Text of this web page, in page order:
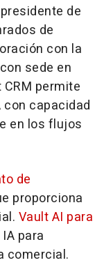
de
de
con la
sede en
permite
capacidad
en los flujos
de
proporciona
Vault AI para
para
comercial.